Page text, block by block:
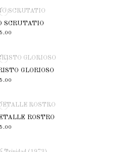
SCRUTATIO
GLORIOSO
ROSTRO